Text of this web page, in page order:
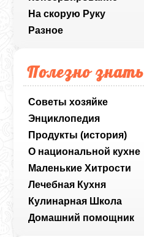
На скорую Руку
Разное
Полезно знать
Советы хозяйке
Энциклопедия
Продукты (история)
О национальной кухне
Маленькие Хитрости
Лечебная Кухня
Кулинарная Школа
Домашний помощник